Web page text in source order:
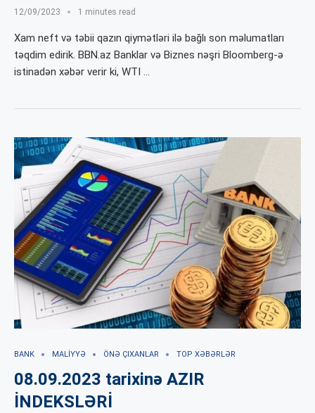
12/09/2023 1 minutes read
Xam neft və təbii qazın qiymətləri ilə bağlı son məlumatları
təqdim edirik. BBN.az Banklar və Biznes nəşri Bloomberg-ə
istinadən xəbər verir ki, WTI …
BANK MALIYYƏ ÖNƏ ÇIXANLAR TOP XƏBƏRLƏR
08.09.2023 tarixinə AZIR
İNDEKSLƏRİ